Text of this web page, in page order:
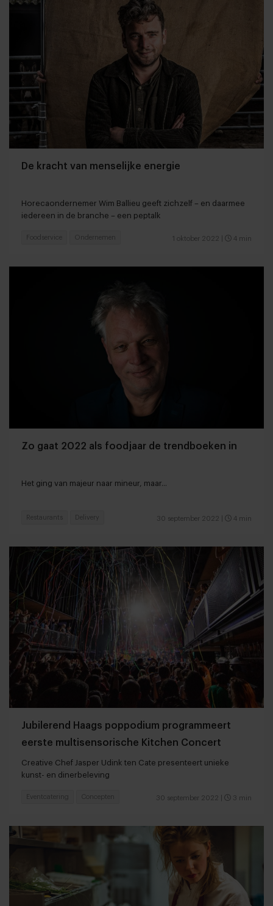
De kracht van menselijke energie
Horecaondernemer Wim Ballieu geeft zichzelf – en daarmee
iedereen in de branche – een peptalk
1 oktober 2022 4 min
Foodservice Ondernemen
Zo gaat 2022 als foodjaar de trendboeken in
Het ging van majeur naar mineur, maar...
30 september 2022 4 min
Restaurants Delivery
Jubilerend Haags poppodium programmeert
eerste multisensorische Kitchen Concert
Creative Chef Jasper Udink ten Cate presenteert unieke
kunst- en dinerbeleving
30 september 2022 3 min
Eventcatering Concepten